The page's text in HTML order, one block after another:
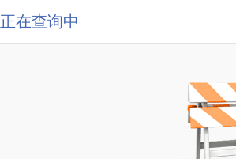
正在查询中